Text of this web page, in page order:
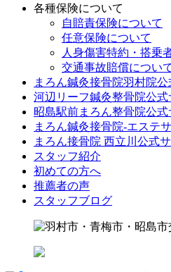
各種保険について
自賠責保険について
任意保険について
人身傷害特約・搭乗
交通事故賠償につい
まろん鍼灸接骨院羽村院公
河辺リーフ鍼灸整骨院公式
昭島駅前まろん整骨院公式
まろん鍼灸接骨院-エステ
まろん接骨院 西立川公式
スタッフ紹介
初めての方へ
推薦者の声
スタッフブログ